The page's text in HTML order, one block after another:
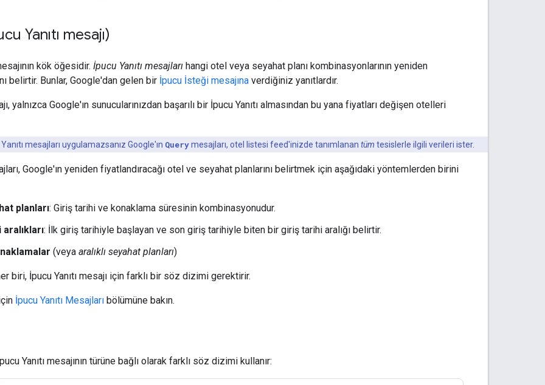
Yanıtı mesajı)
kök öğesidir. İpucu Yanıtı mesajları hangi otel veya seyahat planı kombinasyonlarının yeniden
belirtir. Bunlar, Google'dan gelen bir İpucu İsteği mesajına verdiğiniz yanıtlardır.
yalnızca Google'ın sunucularınızdan başarılı bir İpucu Yanıtı almasından bu yana fiyatları değişen otelleri
mesajları uygulamazsanız Google'ın Querymesajları, otel listesi feed'inizde tanımlanan tüm tesislerle ilgili verileri ister.
Google'ın yeniden fiyatlandıracağı otel ve seyahat planlarını belirtmek için aşağıdaki yöntemlerden birini
planları: Giriş tarihi ve konaklama süresinin kombinasyonudur.
aralıkları: İlk giriş tarihiyle başlayan ve son giriş tarihiyle biten bir giriş tarihi aralığı belirtir.
(veya aralıklı seyahat planları)
biri, İpucu Yanıtı mesajı için farklı bir söz dizimi gerektirir.
İpucu Yanıtı Mesajları bölümüne bakın.
Yanıtı mesajının türüne bağlı olarak farklı söz dizimi kullanır: